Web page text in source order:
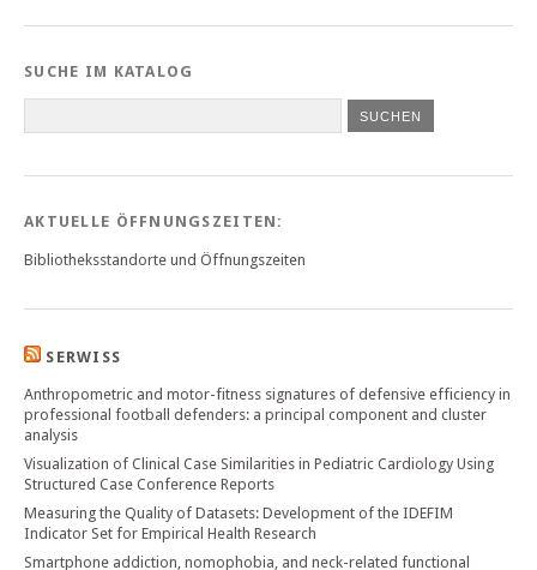
SUCHE IM KATALOG
SUCHEN
AKTUELLE ÖFFNUNGSZEITEN:
Bibliotheksstandorte und Öffnungszeiten
SERWISS
Anthropometric and motor-fitness signatures of defensive efficiency in
professional football defenders: a principal component and cluster
analysis
Visualization of Clinical Case Similarities in Pediatric Cardiology Using
Structured Case Conference Reports
Measuring the Quality of Datasets: Development of the IDEFIM
Indicator Set for Empirical Health Research
Smartphone addiction, nomophobia, and neck-related functional